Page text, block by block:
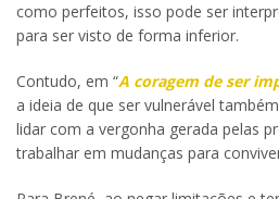
como perfeitos, isso pode ser
para ser visto de forma inferior.
Contudo, em “A coragem de ser
a ideia de que ser vulnerável
lidar com a vergonha gerada pelas
trabalhar em mudanças para